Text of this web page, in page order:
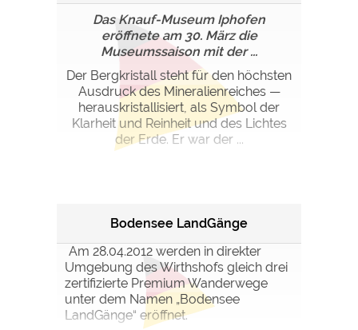
Das Knauf-Museum Iphofen
eröffnete am 30. März die
Museumssaison mit der ...
Der Bergkristall steht für den höchsten
Ausdruck des Mineralienreiches —
herauskristallisiert, als Symbol der
Klarheit und Reinheit und des Lichtes
der Erde. Er war der ...
Bodensee LandGänge
Am 28.04.2012 werden in direkter
Umgebung des Wirthshofs gleich drei
zertifizierte Premium Wanderwege
unter dem Namen „Bodensee
LandGänge“ eröffnet.